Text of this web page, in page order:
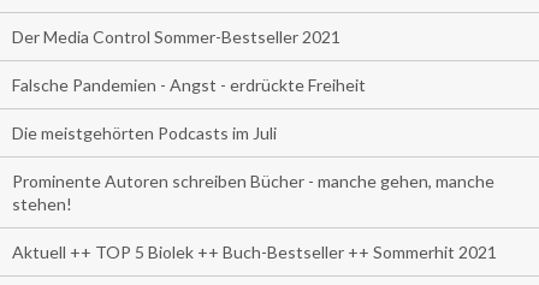
Der Media Control Sommer-Bestseller 2021
Falsche Pandemien - Angst - erdrückte Freiheit
Die meistgehörten Podcasts im Juli
Prominente Autoren schreiben Bücher - manche gehen, manche
stehen!
Aktuell ++ TOP 5 Biolek ++ Buch-Bestseller ++ Sommerhit 2021